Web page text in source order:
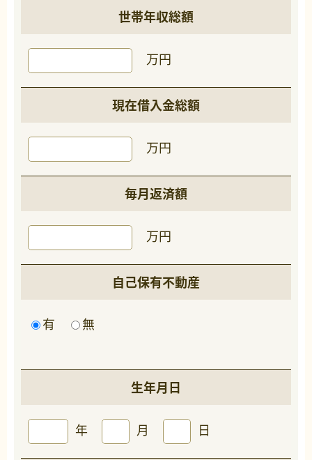
世帯年収総額
万円
現在借入金総額
万円
毎月返済額
万円
自己保有不動産
有 無
生年月日
年 月 日